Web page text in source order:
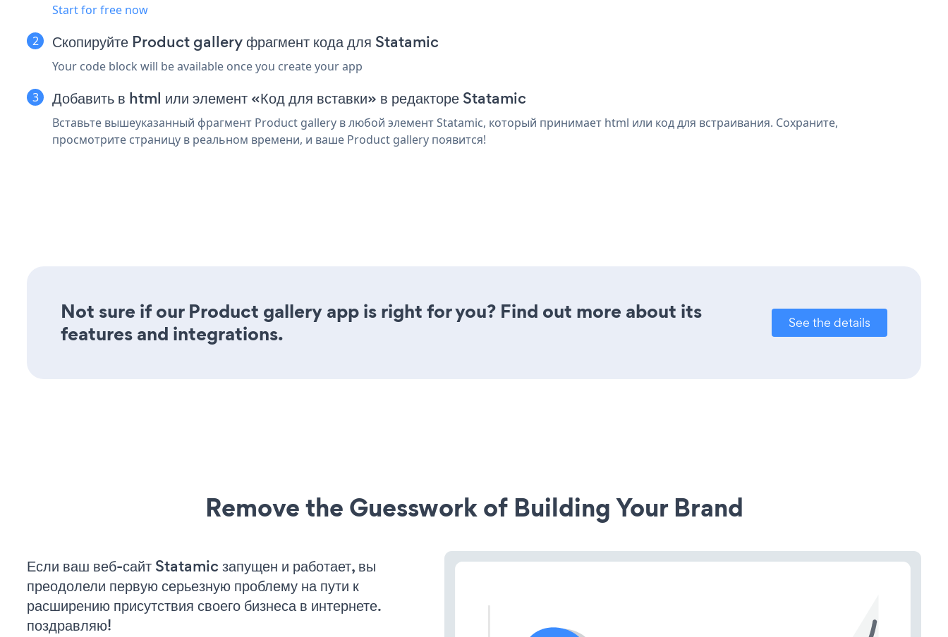
Start for free now
Скопируйте Product gallery фрагмент кода для Statamic
Your code block will be available once you create your app
Добавить в html или элемент «Код для вставки» в редакторе Statamic
Вставьте вышеуказанный фрагмент Product gallery в любой элемент Statamic, который принимает html или код для встраивания. Сохраните,
просмотрите страницу в реальном времени, и ваше Product gallery появится!
Not sure if our Product gallery app is right for you? Find out more about its
features and integrations.
See the details
Remove the Guesswork of Building Your Brand
Если ваш веб-сайт Statamic запущен и работает, вы
преодолели первую серьезную проблему на пути к
расширению присутствия своего бизнеса в интернете.
поздравляю!